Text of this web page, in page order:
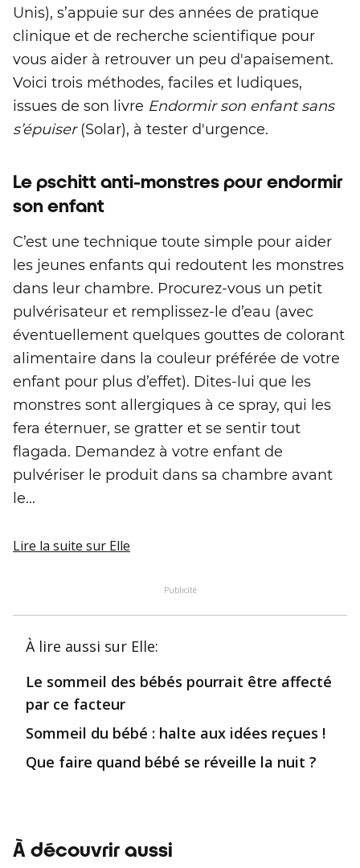
Unis), s’appuie sur des années de pratique
clinique et de recherche scientifique pour
vous aider à retrouver un peu d'apaisement.
Voici trois méthodes, faciles et ludiques,
issues de son livre Endormir son enfant sans
s’épuiser(Solar), à tester d'urgence.
Le pschitt anti-monstres pour endormir
son enfant
C’est une technique toute simple pour aider
les jeunes enfants qui redoutent les monstres
dans leur chambre. Procurez-vous un petit
pulvérisateur et remplissez-le d’eau (avec
éventuellement quelques gouttes de colorant
alimentaire dans la couleur préférée de votre
enfant pour plus d’effet). Dites-lui que les
monstres sont allergiques à ce spray, qui les
fera éternuer, se gratter et se sentir tout
flagada. Demandez à votre enfant de
pulvériser le produit dans sa chambre avant
le...
Lire la suite sur Elle
Publicité
À lire aussi sur Elle:
Le sommeil des bébés pourrait être affecté
par ce facteur
Sommeil du bébé : halte aux idées reçues !
Que faire quand bébé se réveille la nuit ?
À découvrir aussi